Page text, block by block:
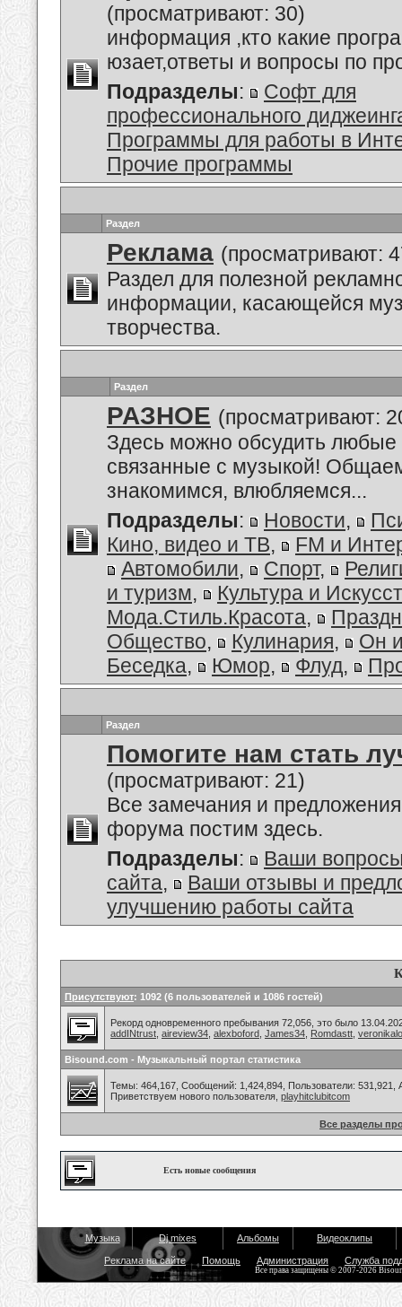
(просматривают: 30)
информация ,кто какие
юзает,ответы и вопросы по
Подразделы:
Софт для
профессионального
Программы для работы в
Прочие программы
Раздел
Реклама (просматривают:
Раздел для полезной
информации, касающейся
творчества.
Раздел
РАЗНОЕ (просматривают:
Здесь можно обсудить
связанные с музыкой!
знакомимся, влюбляемся...
Подразделы: Новости,
Кино, видео и ТВ,
FM и
Автомобили, Спорт,
и туризм,
Культура и
Мода.Стиль.Красота,
Общество, Кулинария,
Он
Беседка, Юмор, Флуд,
Раздел
Помогите нам стать
(просматривают: 21)
Все замечания и
форума постим здесь.
Подразделы:
Ваши
сайта,
Ваши отзывы и
улучшению работы сайта
Присутствуют: 1092 (6 пользователей и 1086 гостей)
Рекорд одновременного пребывания 72,056, это было
addINtrust aireview34 alexboford James34 Romdastt
Bisound.com - Музыкальный портал статистика
Темы: 464,167, Сообщений: 1,424,894, Пользователи: 531,921,
Приветствуем нового пользователя, playhitclubitcom
Все разделы
Есть новые сообщения
Музыка Dj mixes Альбомы Видеоклипы
Реклама на сайте Помощь Администрация Служба
Все права защищены © 2007-2026